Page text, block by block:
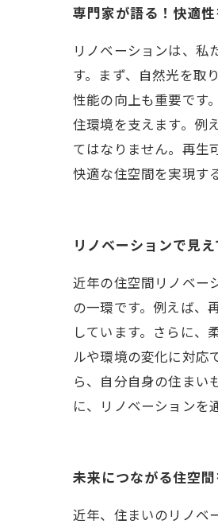
専門家が語る！快適
リノベーションは、私
す。まず、自然光を取
性能の向上も重要です
住環境を支えます。例
てはなりません。再生
快適な住空間を実現す
リノベーションで見
近年の住空間リノベー
の一環です。例えば、
しています。さらに、
ルや環境の変化に対応
ら、自分自身の住まい
に、リノベーションを
未来につながる住空
近年、住まいのリノベ